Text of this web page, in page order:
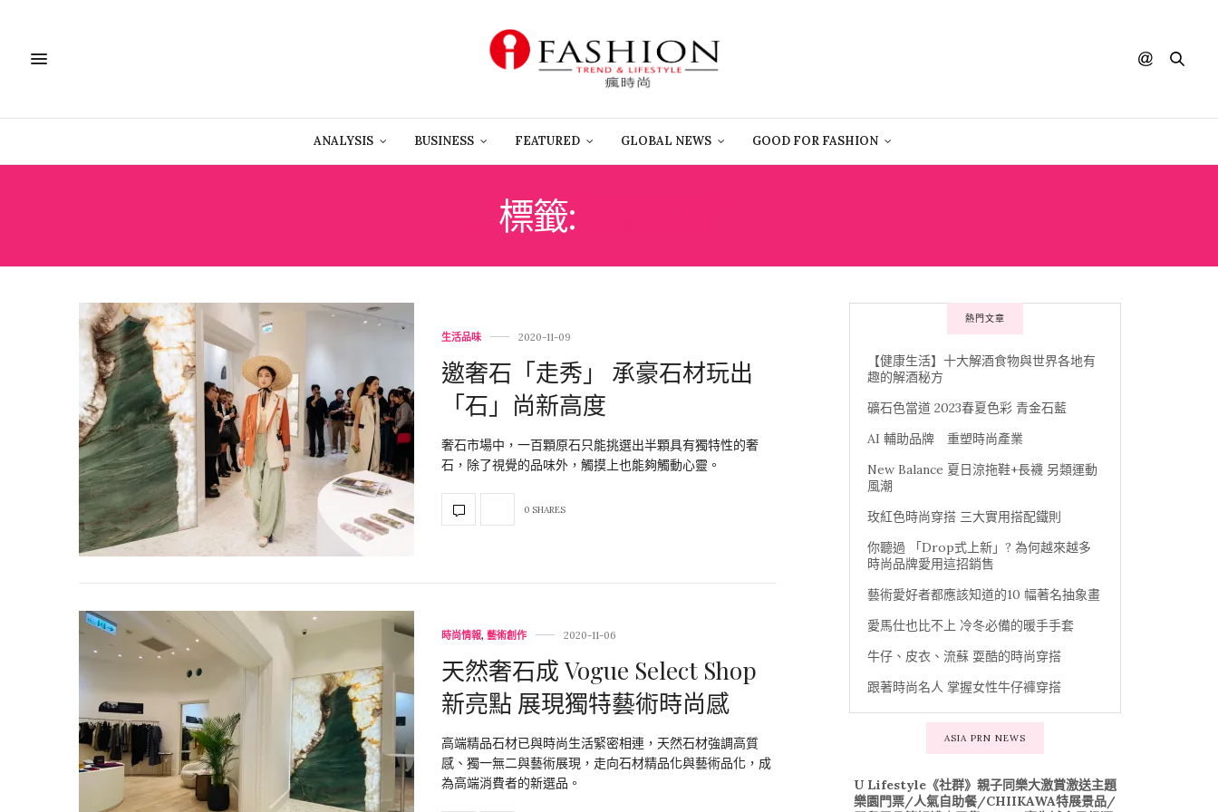
ANALYSIS BUSINESS FEATURED GLOBAL NEWS GOOD FOR FASHION
標籤:
生活品味 2020-11-09
邀奢石「走秀」 承豪石材玩出
「石」尚新高度
奢石市場中，一百顆原石只能挑選出半顆具有獨特性的奢
石，除了視覺的品味外，觸摸上也能夠觸動心靈。
0 SHARES
時尚情報, 藝術創作 2020-11-06
天然奢石成 Vogue Select Shop
新亮點 展現獨特藝術時尚感
高端精品石材已與時尚生活緊密相連，天然石材強調高質
感、獨一無二與藝術展現，走向石材精品化與藝術品化，成
為高端消費者的新選品。
熱門文章
【健康生活】十大解酒食物與世界各地有
趣的解酒秘方
礦石色當道 2023春夏色彩 青金石藍
AI 輔助品牌 重塑時尚產業
New Balance 夏日涼拖鞋+長襪 另類運動
風潮
玫紅色時尚穿搭 三大實用搭配鐵則
你聽過 「Drop式上新」? 為何越來越多
時尚品牌愛用這招銷售
藝術愛好者都應該知道的10 幅著名抽象畫
愛馬仕也比不上 冷冬必備的暖手手套
牛仔、皮衣、流蘇 耍酷的時尚穿搭
跟著時尚名人 掌握女性牛仔褲穿搭
ASIA PRN NEWS
U Lifestyle《社群》親子同樂大激賞激送主題
樂園門票/人氣自助餐/CHIIKAWA特展景品/